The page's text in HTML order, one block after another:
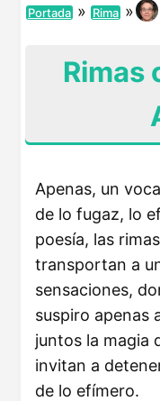
Portada » Rima »
Rimas
Apenas, un
de lo fugaz, lo
poesía, las
transportan a
sensaciones,
suspiro apenas
juntos la magia
invitan a
de lo efímero.